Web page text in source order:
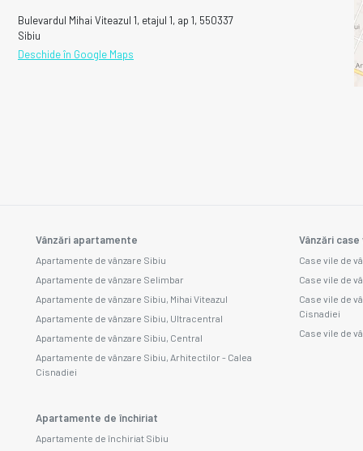
Bulevardul Mihai Viteazul 1, etajul 1, ap 1, 550337
Sibiu
Deschide în Google Maps
Vânzări apartamente
Apartamente de vânzare Sibiu
Apartamente de vânzare Selimbar
Apartamente de vânzare Sibiu, Mihai Viteazul
Apartamente de vânzare Sibiu, Ultracentral
Apartamente de vânzare Sibiu, Central
Apartamente de vânzare Sibiu, Arhitectilor - Calea
Cisnadiei
Vânzări case
Case vile de
Case vile de
Case vile de
Cisnadiei
Case vile de
Apartamente de închiriat
Apartamente de închiriat Sibiu